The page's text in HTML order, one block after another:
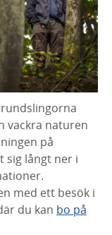
vackra naturen
på
sig långt ner i
med ett besök i
du kan bo på